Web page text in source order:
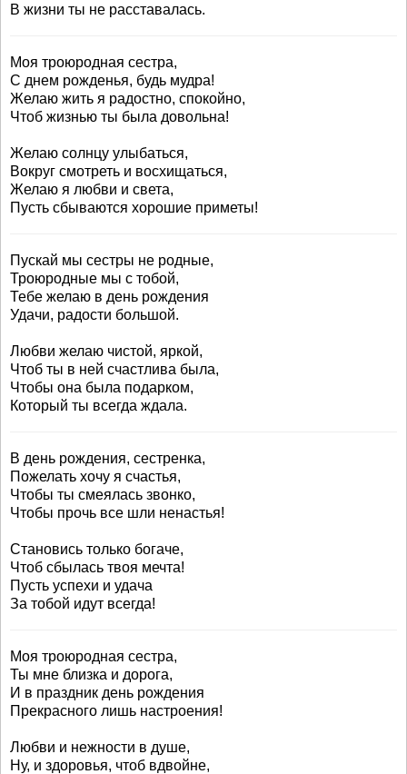
В жизни ты не расставалась.
Моя троюродная сестра,
С днем рожденья, будь мудра!
Желаю жить я радостно, спокойно,
Чтоб жизнью ты была довольна!
Желаю солнцу улыбаться,
Вокруг смотреть и восхищаться,
Желаю я любви и света,
Пусть сбываются хорошие приметы!
Пускай мы сестры не родные,
Троюродные мы с тобой,
Тебе желаю в день рождения
Удачи, радости большой.
Любви желаю чистой, яркой,
Чтоб ты в ней счастлива была,
Чтобы она была подарком,
Который ты всегда ждала.
В день рождения, сестренка,
Пожелать хочу я счастья,
Чтобы ты смеялась звонко,
Чтобы прочь все шли ненастья!
Становись только богаче,
Чтоб сбылась твоя мечта!
Пусть успехи и удача
За тобой идут всегда!
Моя троюродная сестра,
Ты мне близка и дорога,
И в праздник день рождения
Прекрасного лишь настроения!
Любви и нежности в душе,
Ну, и здоровья, чтоб вдвойне,